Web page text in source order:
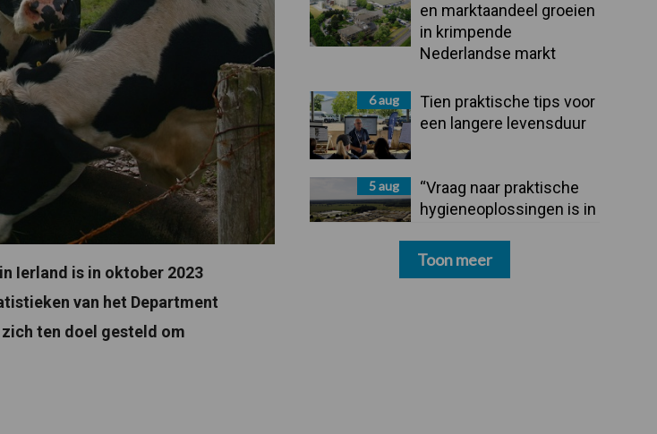
Ierland is in oktober 2023
van het Department
ten doel gesteld om
en marktaandeel groeien
in krimpende
Nederlandse markt
6 aug
Tien praktische tips voor
een langere levensduur
5 aug
“Vraag naar praktische
hygieneoplossingen is in
Toon meer